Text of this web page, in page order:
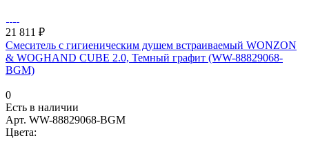
21 811 ₽
Смеситель с гигиеническим душем встраиваемый WONZON
& WOGHAND CUBE 2.0, Темный графит (WW-88829068-
BGM)
0
Есть в наличии
Арт. WW-88829068-BGM
Цвета: